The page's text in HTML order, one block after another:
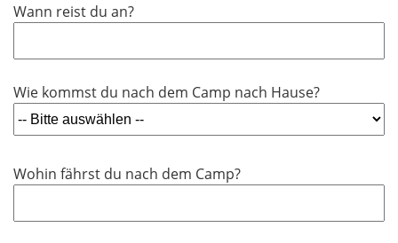
Wann reist du an?
Wie kommst du nach dem Camp nach Hause?
Wohin fährst du nach dem Camp?